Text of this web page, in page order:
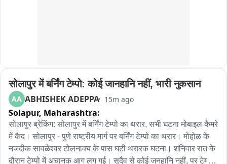
सोलापुर में बर्निंग टेम्पो: कोई जानहानि नहीं, भारी नुकसान
AA ABHISHEK ADEPPA 15m ago
Solapur, Maharashtra:
सोलापुर ब्रेकिंग: सोलापुर में बर्निंग टेम्पो का थरार, सभी घटना मोबाइल कैमरे
में कैद। सोलापुर - पुणे राष्ट्रीय मार्ग पर बर्निंग टेम्पो का थरार। मोहोळ के
नजदीक सावळेश्वर टोलनाक्य के पास घटी थरारक घटना। शनिवार रात के
दौरान टेम्पो में अचानक आग लग गई। सुदैव से कोई जनहानि नहीं, पर टेम्पो